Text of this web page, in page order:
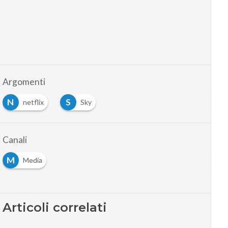
Argomenti
N
netflix S Sky
Canali
M
Media
Articoli correlati